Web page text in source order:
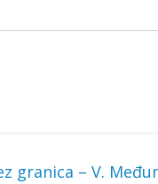
granica – V.